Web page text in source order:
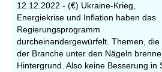
12.12.2022 - (€) Ukraine-Krieg,
Energiekrise und Inflation haben das
Regierungsprogramm
durcheinandergewürfelt. Themen, die
der Branche unter den Nägeln
Hintergrund. Also keine Besserung in